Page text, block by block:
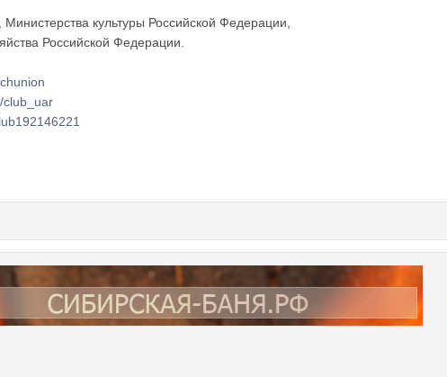
культуры Российской Федерации,
Российской Федерации.
club_uar